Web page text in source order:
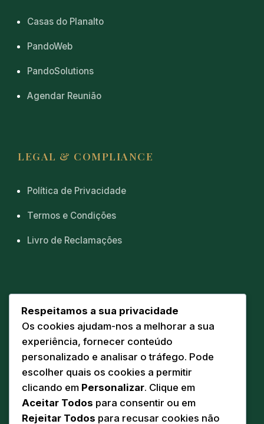
Casas do Planalto
PandoWeb
PandoSolutions
Agendar Reunião
LEGAL & COMPLIANCE
Política de Privacidade
Termos e Condições
Livro de Reclamações
Sede
Av. Eng. Duarte Pacheco 20 A
5160-218 Torre de Moncorvo
✉️ Comunicação
geral@pandodasilva.pt
Respeitamos a sua privacidade
Os cookies ajudam-nos a melhorar a sua
experiência, fornecer conteúdo
personalizado e analisar o tráfego. Pode
escolher quais os cookies a permitir
clicando em Personalizar. Clique em
Aceitar Todos para consentir ou em
Rejeitar Todos para recusar cookies não